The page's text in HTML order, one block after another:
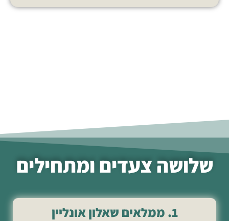
שלושה צעדים ומתחילים
1. ממלאים שאלון אונליין